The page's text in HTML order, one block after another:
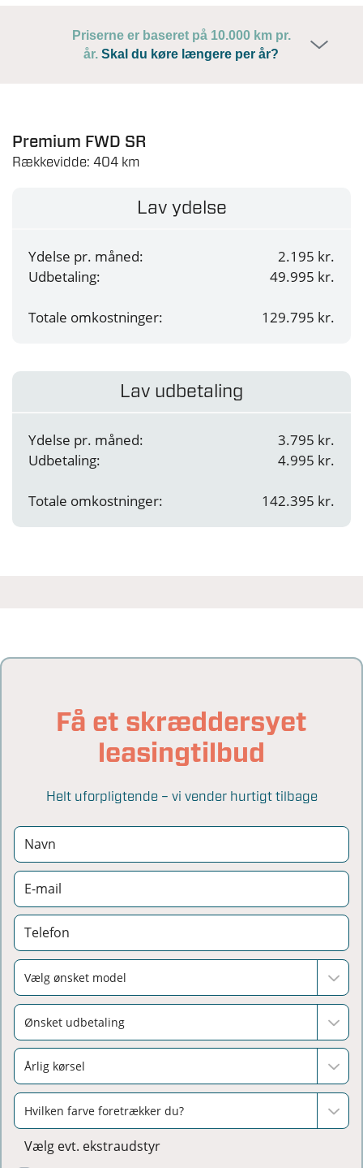
Priserne er baseret på 10.000 km pr.
år.Skal du køre længere per år?
Gælder uanset valgt udbetaling.
Premium FWD SR
Rækkevidde: 404 km
Lav ydelse
Ydelse pr. måned:
2.195 kr.
Udbetaling:
49.995 kr.
Totale omkostninger: 129.795 kr.
Lav udbetaling
Ydelse pr. måned:
3.795 kr.
Udbetaling:
4.995 kr.
Totale omkostninger: 142.395 kr.
Få et skræddersyet
leasingtilbud
Helt uforpligtende – vi vender hurtigt tilbage
Vælg evt. ekstraudstyr